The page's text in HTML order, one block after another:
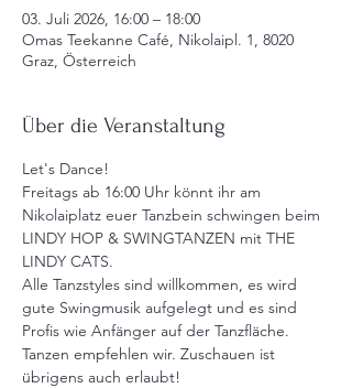
03. Juli 2026, 16:00 – 18:00
Omas Teekanne Café, Nikolaipl. 1, 8020
Graz, Österreich
Über die Veranstaltung
Let's Dance!
Freitags ab 16:00 Uhr könnt ihr am
Nikolaiplatz euer Tanzbein schwingen beim
LINDY HOP & SWINGTANZEN mit THE
LINDY CATS.
Alle Tanzstyles sind willkommen, es wird
gute Swingmusik aufgelegt und es sind
Profis wie Anfänger auf der Tanzfläche.
Tanzen empfehlen wir. Zuschauen ist
übrigens auch erlaubt!